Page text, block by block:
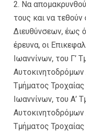
2. Να
τους και να
Διευθύνσεων, έως
έρευνα, οι
Ιωαννίνων, του Γ’
Αυτοκινητοδρόμων
Τμήματος
Ιωαννίνων, του Α’
Αυτοκινητοδρόμων
Τμήματος